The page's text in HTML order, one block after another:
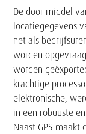
De door middel
locatiegegevens
net als
worden
worden
krachtige
elektronische,
in een robuuste
Naast GPS